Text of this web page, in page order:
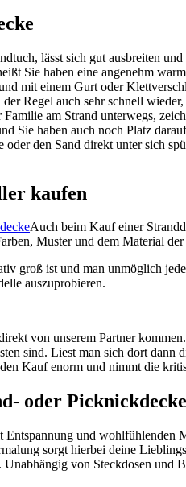
lässt sich gut ausbreiten
Sie haben eine angenehm
mit einem Gurt oder
Regel auch sehr schnell
am Strand unterwegs,
Sie haben auch noch Platz
den Sand direkt unter sich
kaufen
Auch beim Kauf einer
Muster und dem Material der
groß ist und man unmöglich
auszuprobieren.
von unserem Partner
sind. Liest man sich dort
Kauf enorm und nimmt die
oder Picknickdecke
und wohlfühlenden
sorgt hierbei deine
. Unabhängig von Steckdosen und